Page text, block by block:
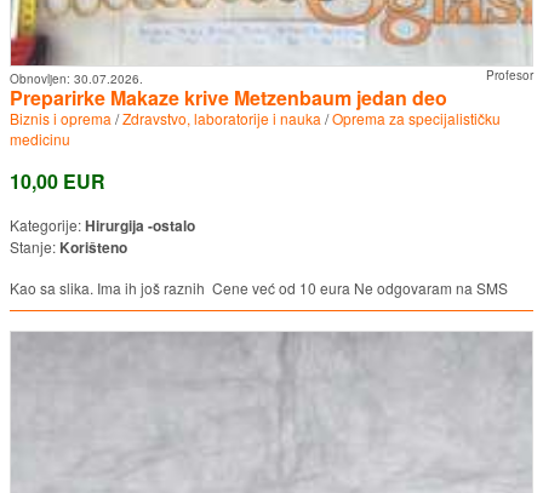
Profesor
Obnovljen: 30.07.2026.
Preparirke Makaze krive Metzenbaum jedan deo
Biznis i oprema /Zdravstvo, laboratorije i nauka /Oprema za specijalističku
medicinu
10,00 EUR
Kategorije:Hirurgija -ostalo
Stanje: Korišteno
Kao sa slika. Ima ih još raznih Cene već od 10 eura Ne odgovaram na SMS